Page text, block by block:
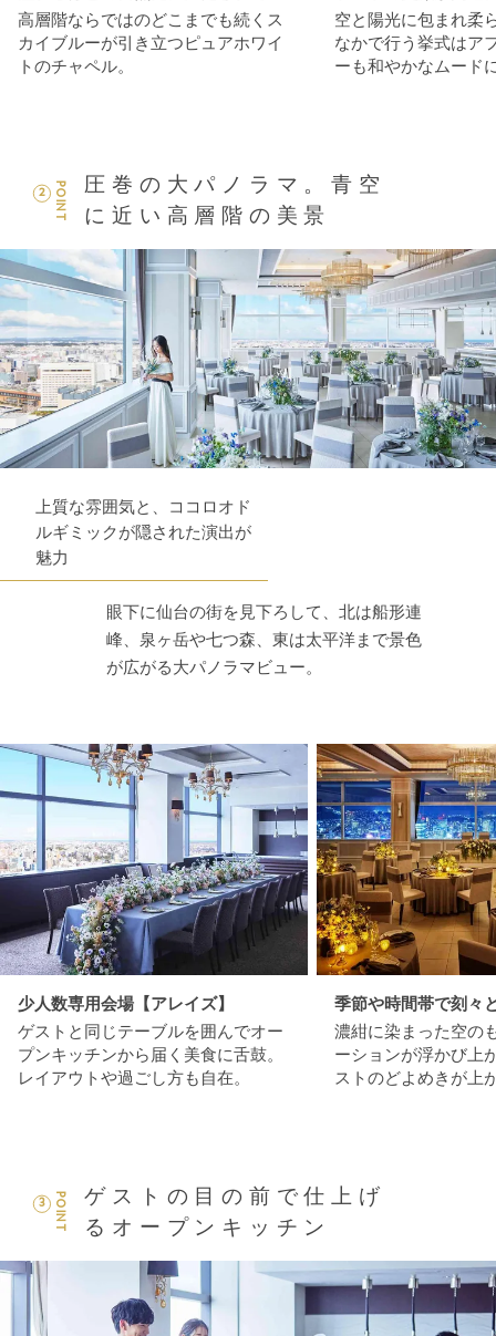
高層階ならではのどこまでも続くス
カイブルーが引き立つピュアホワイ
トのチャペル。
空と陽光に包まれ柔
なかで行う挙式はア
ーも和やかなムード
POINT
2
圧巻の大パノラマ。青空
に近い高層階の美景
上質な雰囲気と、ココロオド
ルギミックが隠された演出が
魅力
眼下に仙台の街を見下ろして、北は船形連
峰、泉ヶ岳や七つ森、東は太平洋まで景色
が広がる大パノラマビュー。
少人数専用会場【アレイズ】
ゲストと同じテーブルを囲んでオー
プンキッチンから届く美食に舌鼓。
レイアウトや過ごし方も自在。
季節や時間帯で刻々
濃紺に染まった空の
ーションが浮かび上
ストのどよめきが上
POINT
3
ゲストの目の前で仕上げ
るオープンキッチン